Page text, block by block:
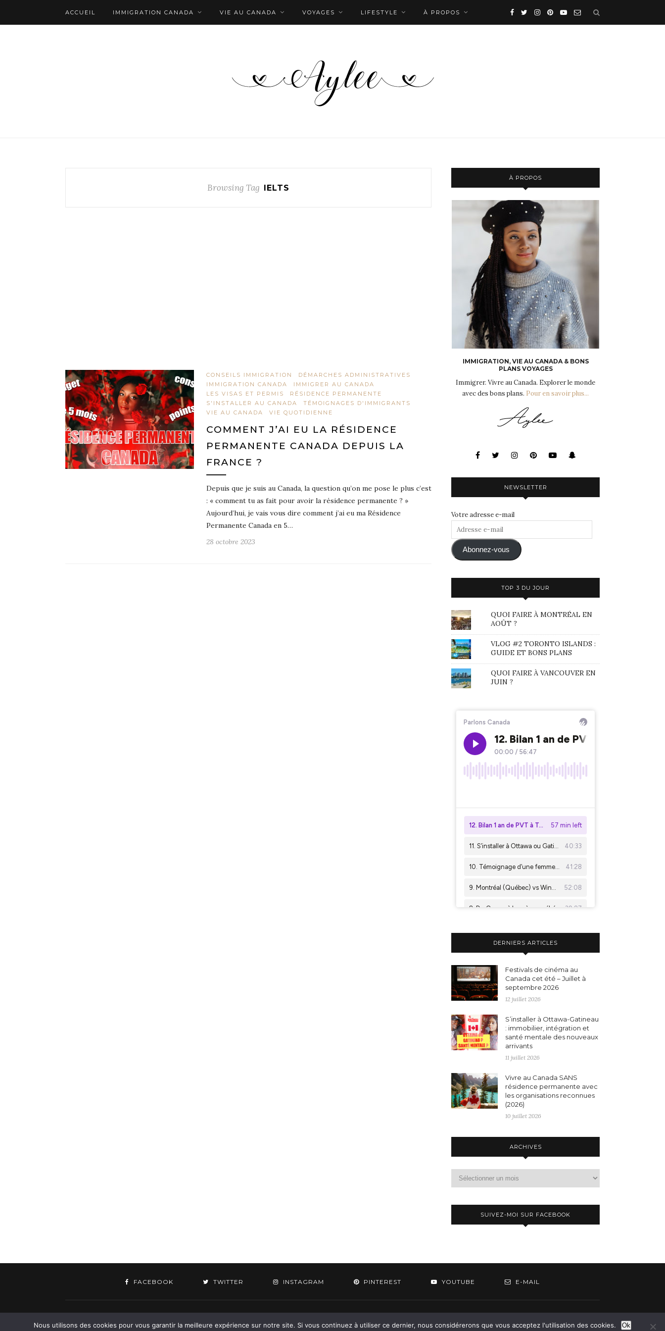
ACCUEIL IMMIGRATION CANADA VIE AU CANADA VOYAGES LIFESTYLE À PROPOS
Browsing Tag IELTS
CONSEILS IMMIGRATION
DÉMARCHES ADMINISTRATIVES
IMMIGRATION CANADA
IMMIGRER AU CANADA
LES VISAS ET PERMIS
RÉSIDENCE PERMANENTE
S'INSTALLER AU CANADA
TÉMOIGNAGES D'IMMIGRANTS
VIE AU CANADA
VIE QUOTIDIENNE
COMMENT J’AI EU LA RÉSIDENCE
PERMANENTE CANADA DEPUIS LA
FRANCE ?
Depuis que je suis au Canada, la question qu’on me pose le plus c’est
: « comment tu as fait pour avoir la résidence permanente ? »
Aujourd’hui, je vais vous dire comment j’ai eu ma Résidence
Permanente Canada en 5…
28 octobre 2023
À PROPOS
IMMIGRATION, VIE AU CANADA & BONS
PLANS VOYAGES
Immigrer. Vivre au Canada. Explorer le monde
avec des bons plans. Pour en savoir plus...
NEWSLETTER
Votre adresse e-mail
Adresse
mail Abonnez-vous
TOP 3 DU JOUR
QUOI FAIRE À MONTRÉAL EN
AOÛT ?
VLOG #2 TORONTO ISLANDS :
GUIDE ET BONS PLANS
QUOI FAIRE À VANCOUVER EN
JUIN ?
DERNIERS ARTICLES
Festivals de cinéma au
Canada cet été – Juillet à
septembre 2026
12 juillet 2026
S’installer à Ottawa-Gatineau
: immobilier, intégration et
santé mentale des nouveaux
arrivants
11 juillet 2026
Vivre au Canada SANS
résidence permanente avec
les organisations reconnues
(2026)
10 juillet 2026
ARCHIVES
SUIVEZ-MOI SUR FACEBOOK
FACEBOOK TWITTER INSTAGRAM PINTEREST YOUTUBE E-MAIL
Nous utilisons des cookies pour vous garantir la meilleure expérience sur notre site. Si vous continuez à utiliser ce dernier, nous considérerons que vous acceptez l'utilisation des cookies. Ok